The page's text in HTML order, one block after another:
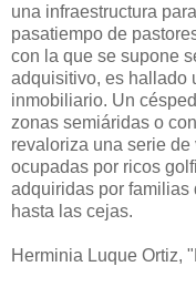
una infraestructura
pasatiempo de
con la que se supone
adquisitivo, es hallado
inmobiliario. Un
zonas semiáridas o
revaloriza una serie
ocupadas por ricos
adquiridas por familias
hasta las cejas.
Herminia Luque Ortiz,